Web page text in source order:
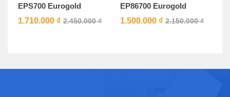
EPS700 Eurogold
1.710.000 ₫ 2.450.000₫
EP86700 Eurogold
1.500.000 ₫ 2.150.000₫